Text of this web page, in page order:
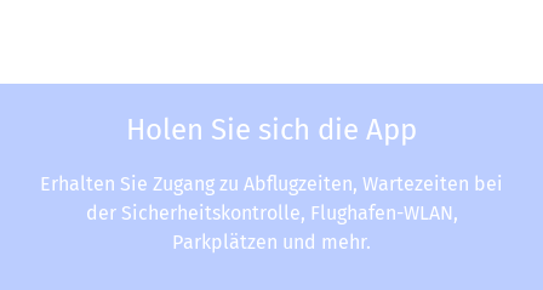
Holen Sie sich die App
Erhalten Sie Zugang zu Abflugzeiten, Wartezeiten bei
der Sicherheitskontrolle, Flughafen-WLAN,
Parkplätzen und mehr.